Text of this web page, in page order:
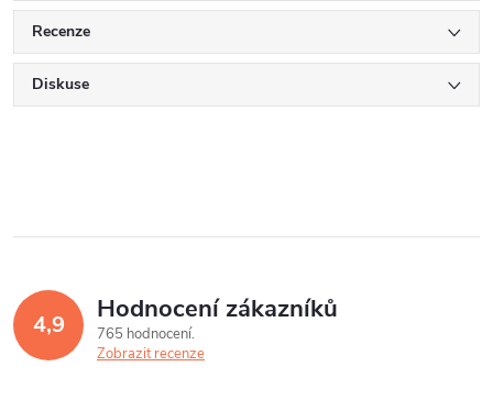
Recenze
Diskuse
4,9 Hodnocení zákazníků
765 hodnocení
Zobrazit recenze